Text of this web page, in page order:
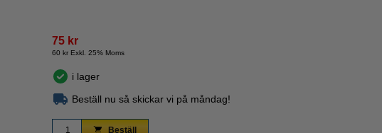
75 kr
60 kr Exkl. 25% Moms
i lager
Beställ nu så skickar vi på måndag!
Beställ